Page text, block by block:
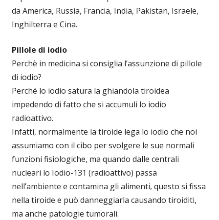
da America, Russia, Francia, India, Pakistan, Israele,
Inghilterra e Cina.
Pillole di iodio
Perchè in medicina si consiglia l’assunzione di pillole
di iodio?
Perché lo iodio satura la ghiandola tiroidea
impedendo di fatto che si accumuli lo iodio
radioattivo.
Infatti, normalmente la tiroide lega lo iodio che noi
assumiamo con il cibo per svolgere le sue normali
funzioni fisiologiche, ma quando dalle centrali
nucleari lo Iodio-131 (radioattivo) passa
nell’ambiente e contamina gli alimenti, questo si fissa
nella tiroide e può danneggiarla causando tiroiditi,
ma anche patologie tumorali.